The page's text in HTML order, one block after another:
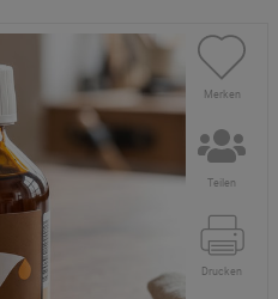
Merken
Teilen
Drucken